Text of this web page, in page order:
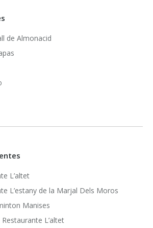
de Almonacid
L’altet
L’estany de la Marjal Dels Moros
Manises
Restaurante L’altet